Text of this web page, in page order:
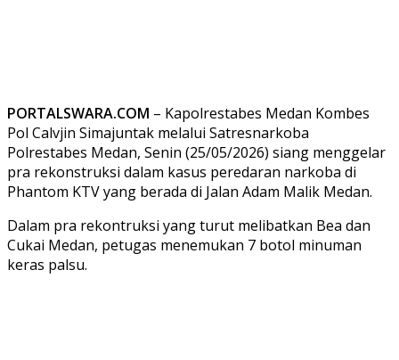
PORTALSWARA.COM – Kapolrestabes Medan Kombes
Pol Calvjin Simajuntak melalui Satresnarkoba
Polrestabes Medan, Senin (25/05/2026) siang menggelar
pra rekonstruksi dalam kasus peredaran narkoba di
Phantom KTV yang berada di Jalan Adam Malik Medan.
Dalam pra rekontruksi yang turut melibatkan Bea dan
Cukai Medan, petugas menemukan 7 botol minuman
keras palsu.